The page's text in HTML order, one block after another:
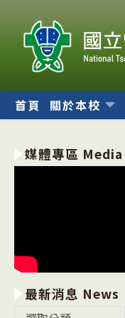
內
首頁 關於本校
媒體專區 Media
最新消息 News